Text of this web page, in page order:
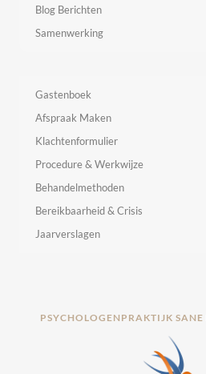
Blog Berichten
Samenwerking
Gastenboek
Afspraak Maken
Klachtenformulier
Procedure & Werkwijze
Behandelmethoden
Bereikbaarheid & Crisis
Jaarverslagen
PSYCHOLOGENPRAKTIJK